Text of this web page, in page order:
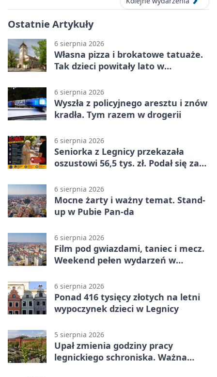
Ostatnie Artykuły
6 sierpnia 2026
Własna pizza i brokatowe tatuaże.
Tak dzieci powitały lato w
6 sierpnia 2026
Wyszła z policyjnego aresztu i znów
kradła. Tym razem w drogerii
6 sierpnia 2026
Seniorka z Legnicy przekazała
oszustowi 56,5 tys. zł. Podał się za
6 sierpnia 2026
Mocne żarty i ważny temat. Stand-
up w Pubie Pan-da
6 sierpnia 2026
Film pod gwiazdami, taniec i mecz.
Weekend pełen wydarzeń w
6 sierpnia 2026
Ponad 416 tysięcy złotych na letni
wypoczynek dzieci w Legnicy
5 sierpnia 2026
Upał zmienia godziny pracy
legnickiego schroniska. Ważna